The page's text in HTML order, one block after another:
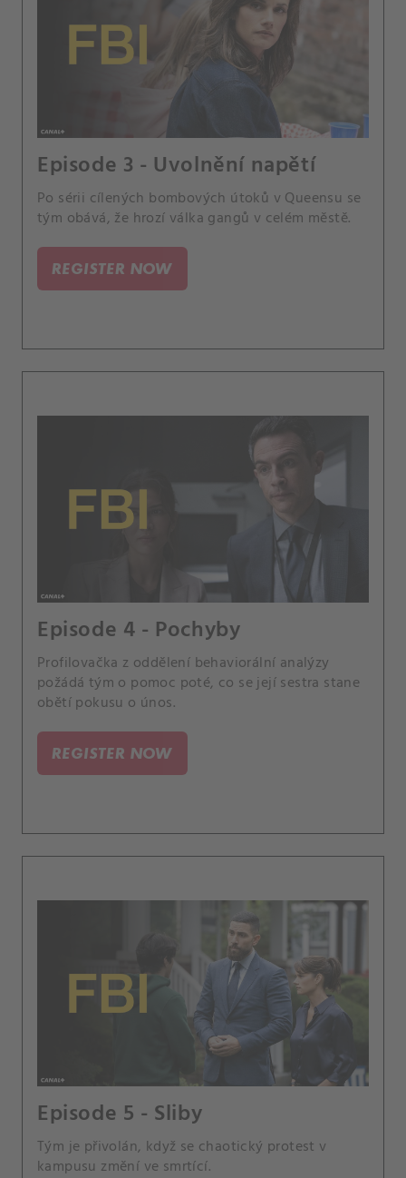
Episode 3 - Uvolnění napětí
Po sérii cílených bombových útoků v Queensu se
tým obává, že hrozí válka gangů v celém městě.
REGISTER NOW
Episode 4 - Pochyby
Profilovačka z oddělení behaviorální analýzy
požádá tým o pomoc poté, co se její sestra stane
obětí pokusu o únos.
REGISTER NOW
Episode 5 - Sliby
Tým je přivolán, když se chaotický protest v
kampusu změní ve smrtící.